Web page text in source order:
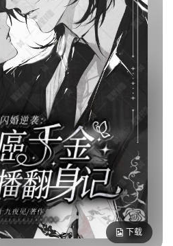
下载